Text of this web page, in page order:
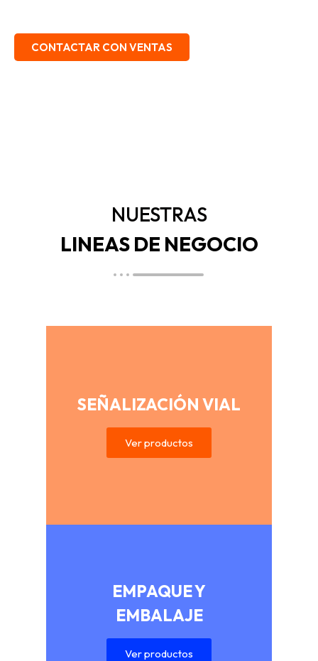
CONTACTAR CON VENTAS
NUESTRAS
LINEAS DE NEGOCIO
SEÑALIZACIÓN VIAL
Ver productos
EMPAQUE Y
EMBALAJE
Ver productos